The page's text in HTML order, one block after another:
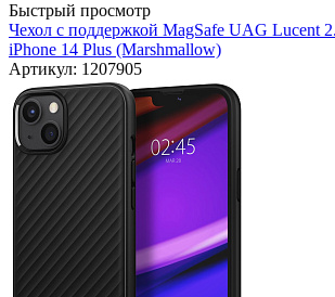
Быстрый просмотр
Чехол с поддержкой MagSafe UAG Lucent
iPhone 14 Plus (Marshmallow)
Артикул: 1207905